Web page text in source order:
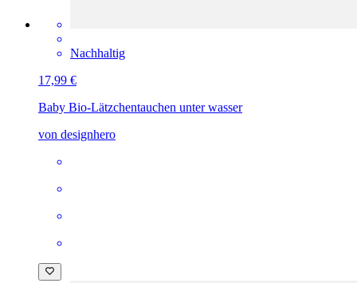
Nachhaltig
17,99 €
Baby Bio-Lätzchentauchen unter wasser
von designhero